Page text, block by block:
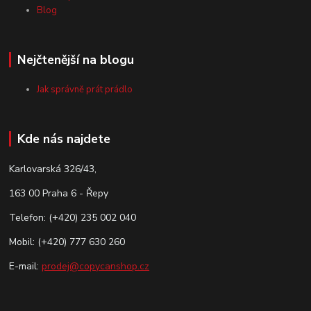
Blog
Nejčtenější na blogu
Jak správně prát prádlo
Kde nás najdete
Karlovarská 326/43,
163 00 Praha 6 - Řepy
Telefon: (+420) 235 002 040
Mobil: (+420) 777 630 260
E-mail: prodej@copycanshop.cz